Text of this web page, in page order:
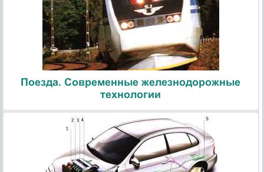
Поезда. Современные железнодорожные
технологии